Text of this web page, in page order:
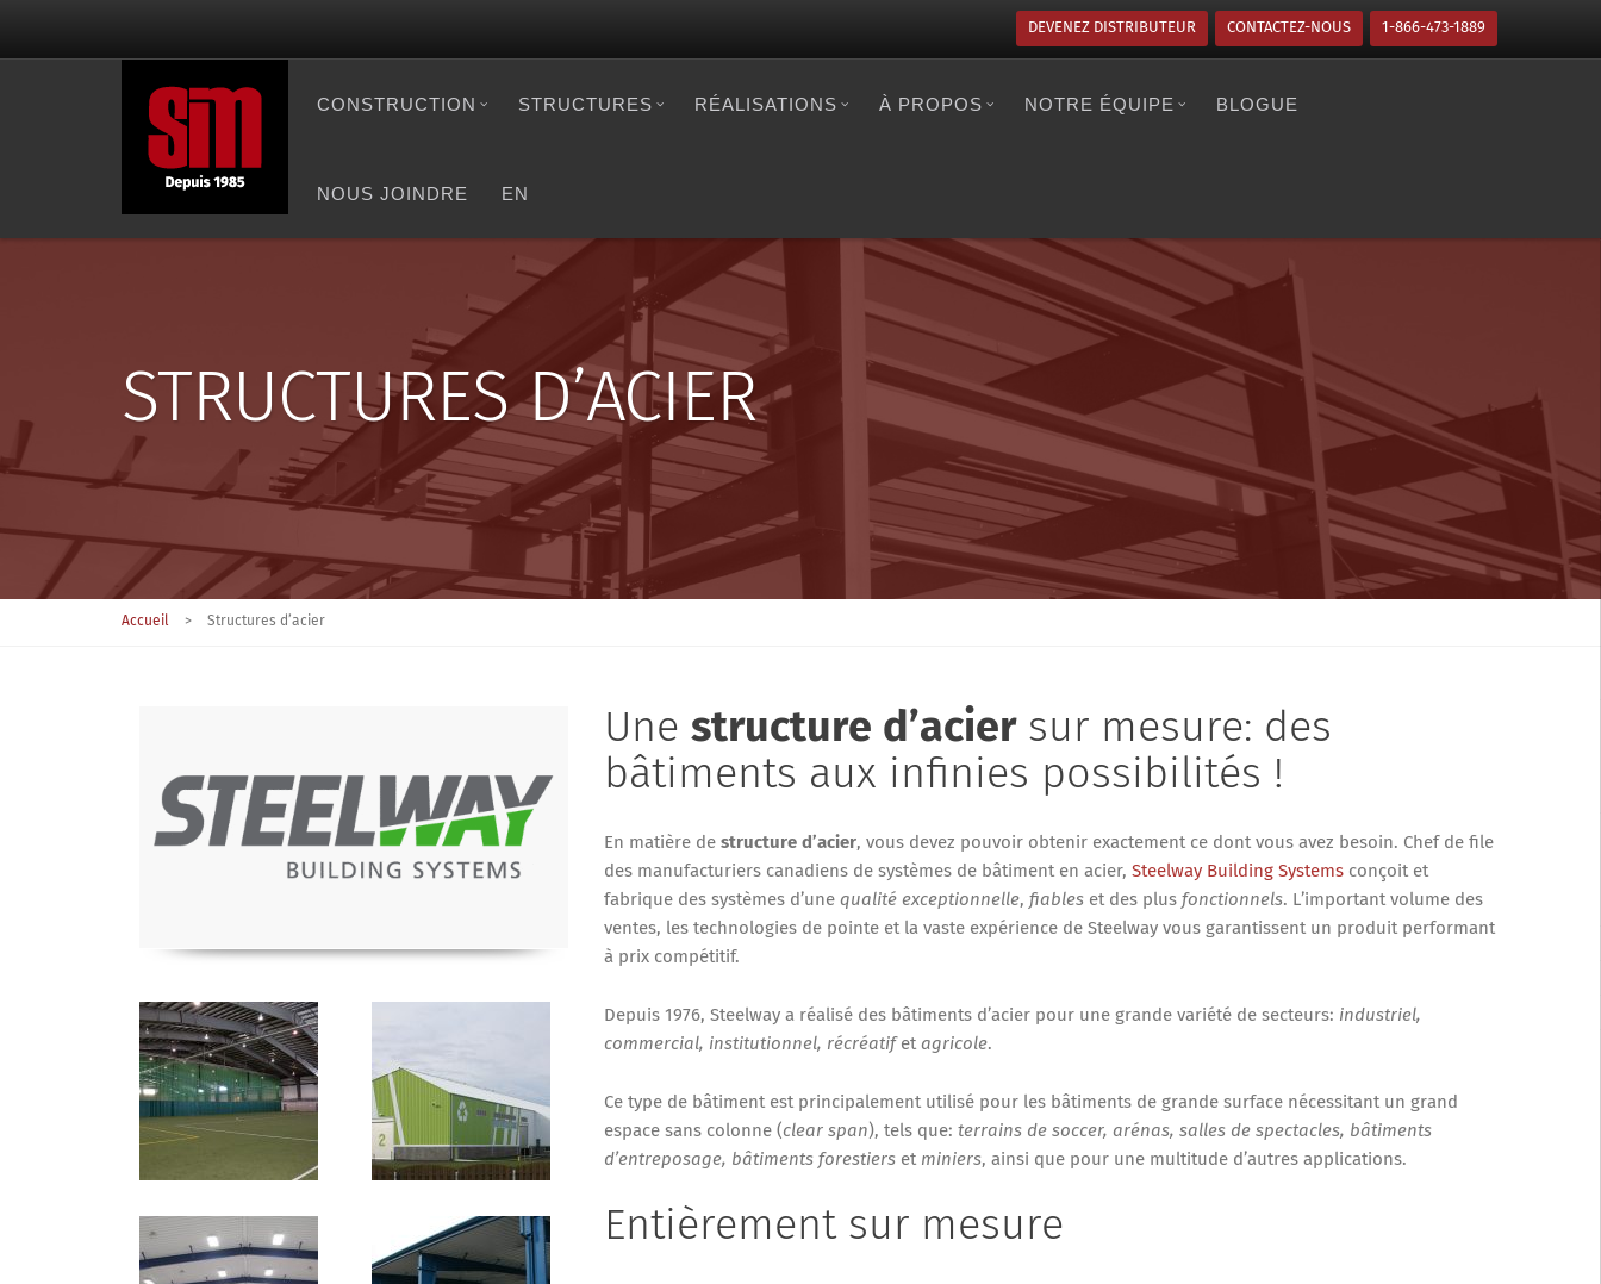
1-866-473-1889
CONTACTEZ-NOUS
DEVENEZ DISTRIBUTEUR
CONSTRUCTION STRUCTURES RÉALISATIONS À PROPOS NOTRE ÉQUIPE BLOGUE
NOUS JOINDRE EN
STRUCTURES D’ACIER
Accueil > Structures d’acier
Une structure d’aciersur mesure: des
bâtiments aux infinies possibilités !
En matière de structure d’acier, vous devez pouvoir obtenir exactement ce dont vous avez besoin. Chef de file
des manufacturiers canadiens de systèmes de bâtiment en acier, Steelway Building Systems conçoit et
fabrique des systèmes d’une qualité exceptionnelle, fiables et des plus fonctionnels. L’important volume des
ventes, les technologies de pointe et la vaste expérience de Steelway vous garantissent un produit performant
à prix compétitif.
Depuis 1976, Steelway a réalisé des bâtiments d’acier pour une grande variété de secteurs: industriel,
commercial, institutionnel, récréatifet agricole.
Ce type de bâtiment est principalement utilisé pour les bâtiments de grande surface nécessitant un grand
espace sans colonne (clear span), tels que: terrains de soccer, arénas, salles de spectacles, bâtiments
d’entreposage, bâtiments forestiers etminiers, ainsi que pour une multitude d’autres applications.
Entièrement sur mesure